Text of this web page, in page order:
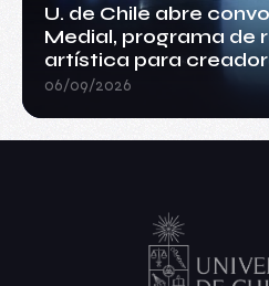
U. de Chile abre
Medial, programa de
artística para
06/09/2026